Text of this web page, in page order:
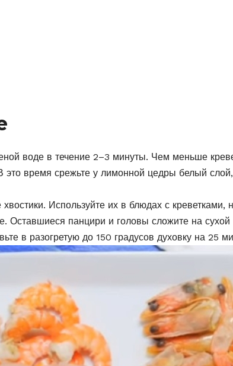
воде в течение 2–3 минуты. Чем меньше
это время срежьте у лимонной цедры белый
Используйте их в блюдах с креветками,
Оставшиеся панцири и головы сложите на сухой
в разогретую до 150 градусов духовку на 25